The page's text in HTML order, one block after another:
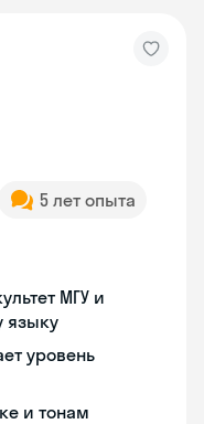
5 лет опыта
МГУ и
языку
уровень
и тонам